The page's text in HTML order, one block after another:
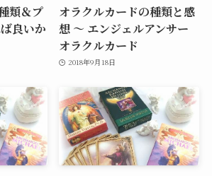
類＆プ
良いか
オラクルカードの種類と感
想 ～ エンジェルアンサー
オラクルカード
2018年9月18日